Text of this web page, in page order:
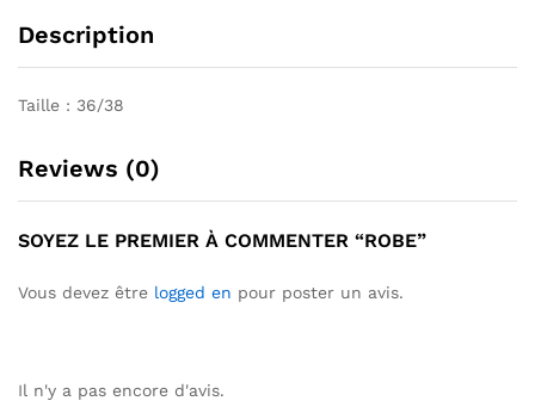
Description
Taille : 36/38
Reviews (0)
SOYEZ LE PREMIER À COMMENTER “ROBE”
Vous devez être logged en pour poster un avis.
Il n'y a pas encore d'avis.